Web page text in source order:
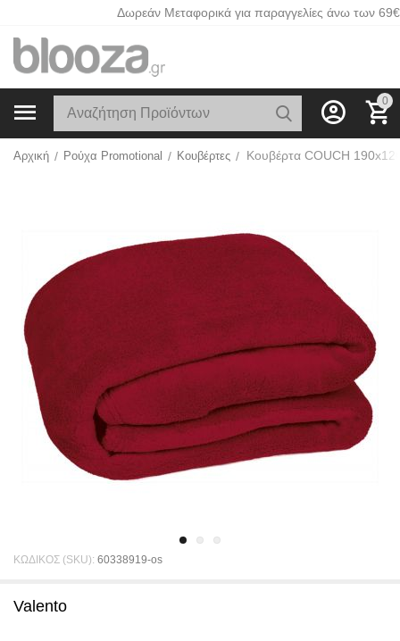
Δωρεάν Μεταφορικά για παραγγελίες άνω των 69€
0
Αρχική / Ρούχα Promotional / Κουβέρτες /
ΚΩΔΙΚΟΣ (SKU): 60338919-os
Valento